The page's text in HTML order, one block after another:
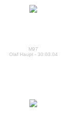
M97
Olaf Haupt - 30.03.04